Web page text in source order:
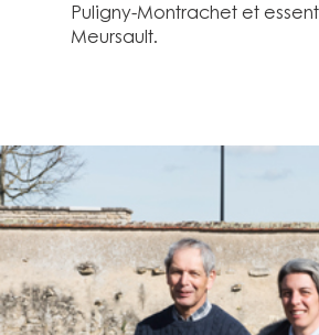
Puligny-Montrachet et
Meursault.